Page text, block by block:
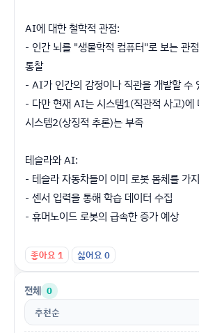
AI에 대한 철학적 관점:
- 인간 뇌를 "생물학적 컴퓨터"로 보는 관
통찰
- AI가 인간의 감정이나 직관을 개발할 수
- 다만 현재 AI는 시스템1(직관적 사고)에
시스템2(상징적 추론)는 부족
테슬라와 AI:
- 테슬라 자동차들이 이미 로봇 몸체를 가
- 센서 입력을 통해 학습 데이터 수집
- 휴머노이드 로봇의 급속한 증가 예상
좋아요 1 싫어요 0
전체 0